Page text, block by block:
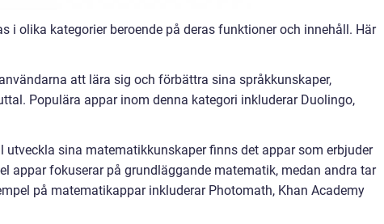
i olika kategorier beroende på deras funktioner och innehåll. Här
att lära sig och förbättra sina språkkunskaper,
Populära appar inom denna kategori inkluderar Duolingo,
sina matematikkunskaper finns det appar som erbjuder
appar fokuserar på grundläggande matematik, medan andra tar
på matematikappar inkluderar Photomath, Khan Academy